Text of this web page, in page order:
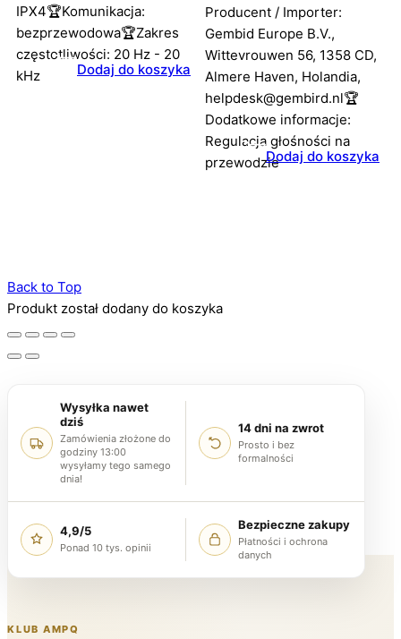
IPX4🏆Komunikacja:
bezprzewodowa🏆Zakres
częstotliwości: 20 Hz - 20
kHz
Dodaj do koszyka
Producent / Importer:
Gembid Europe B.V.,
Wittevrouwen 56, 1358 CD,
Almere Haven, Holandia,
helpdesk@gembird.nl🏆
Dodatkowe informacje:
Regulacja głośności na
przewodzieDodaj do koszyka
Back to Top
Produkt został dodany do koszyka
Wysyłka nawet
dziś
Zamówienia złożone do
godziny 13:00
wysyłamy tego samego
dnia!
14 dni na zwrot
Prosto i bez
formalności
4,9/5
Ponad 10 tys. opinii
Bezpieczne zakupy
Płatności i ochrona
danych
KLUB AMPQ